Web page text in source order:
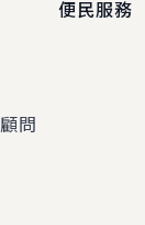
問
便民服務